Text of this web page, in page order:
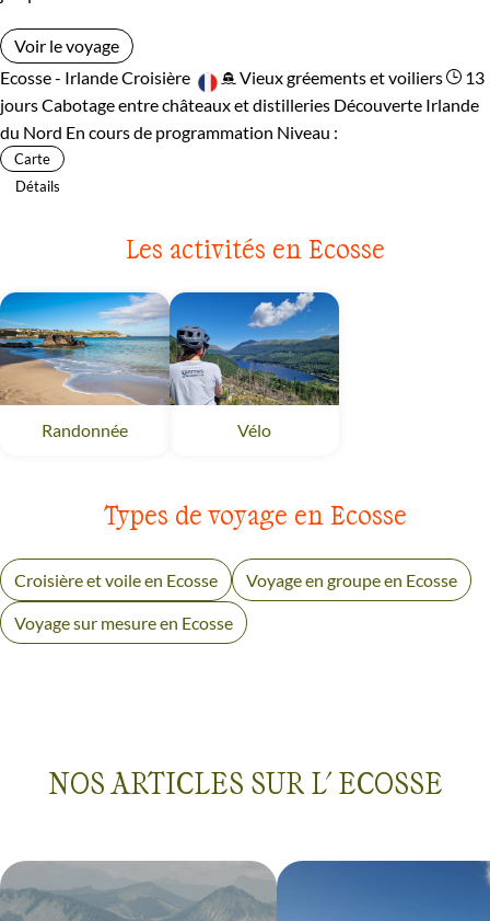
Voir le voyage
Ecosse - IrlandeCroisière Vieux gréements et voiliers
13
joursCabotage entre châteaux et distilleries Découverte Irlande
du Nord En cours de programmation Niveau :
Carte
Détails
Les activités en Ecosse
Randonnée Vélo
Types de voyage en Ecosse
Croisière et voile en Ecosse Voyage en groupe en Ecosse
Voyage sur mesure en Ecosse
NOS ARTICLES SUR L' ECOSSE